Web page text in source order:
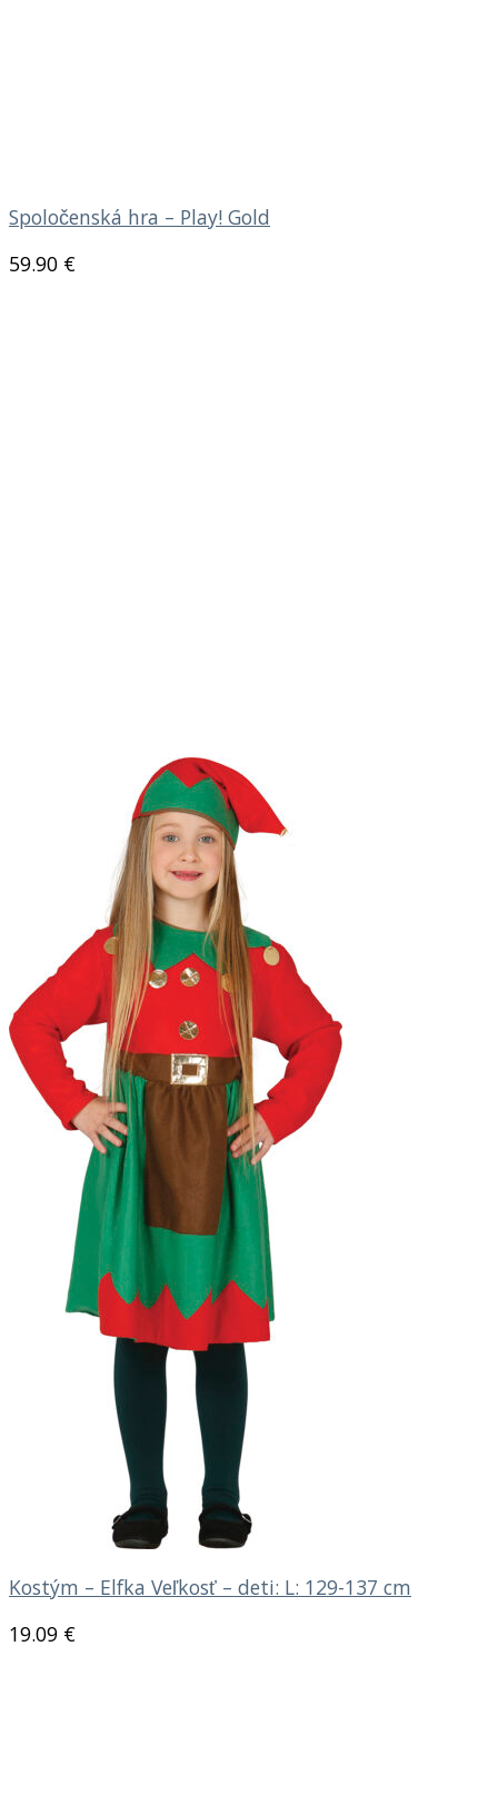
Spoločenská hra – Play! Gold
59.90 €
Kostým – Elfka Veľkosť – deti: L: 129-137 cm
19.09 €